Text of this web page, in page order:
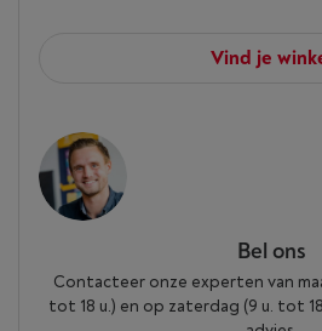
Vind je
Bel ons
Contacteer onze experten van
tot 18 u.) en op zaterdag (9 u. tot